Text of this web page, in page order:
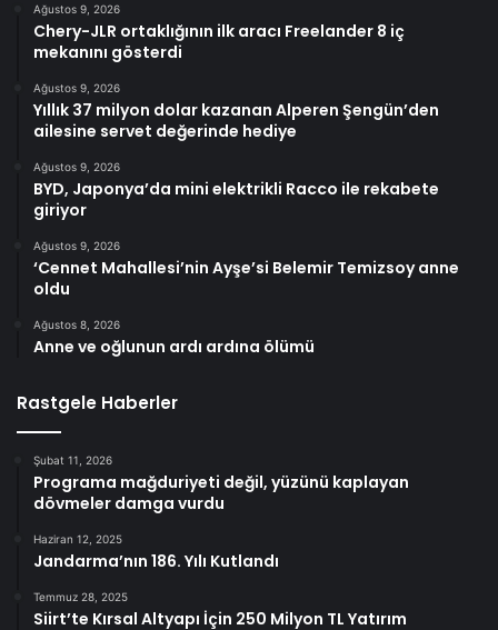
Ağustos 9, 2026
Chery-JLR ortaklığının ilk aracı Freelander 8 iç
mekanını gösterdi
Ağustos 9, 2026
Yıllık 37 milyon dolar kazanan Alperen Şengün’den
ailesine servet değerinde hediye
Ağustos 9, 2026
BYD, Japonya’da mini elektrikli Racco ile rekabete
giriyor
Ağustos 9, 2026
‘Cennet Mahallesi’nin Ayşe’si Belemir Temizsoy anne
oldu
Ağustos 8, 2026
Anne ve oğlunun ardı ardına ölümü
Rastgele Haberler
Şubat 11, 2026
Programa mağduriyeti değil, yüzünü kaplayan
dövmeler damga vurdu
Haziran 12, 2025
Jandarma’nın 186. Yılı Kutlandı
Temmuz 28, 2025
Siirt’te Kırsal Altyapı İçin 250 Milyon TL Yatırım